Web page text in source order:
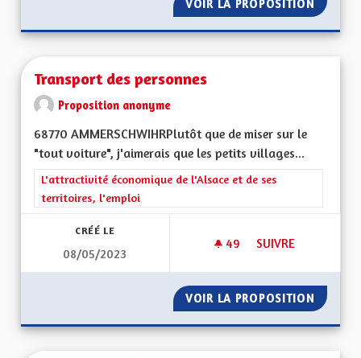
VOIR LA PROPOSITION
Transport des personnes
Proposition anonyme
68770 AMMERSCHWIHRPlutôt que de miser sur le
"tout voiture", j'aimerais que les petits villages...
Filtrer les résultats de la catégorie : L'attractivité
L'attractivité économique de l'Alsace et de ses
territoires, l'emploi
CRÉÉ LE
08/05/2023
49 49 ABONNÉS
SUIVRE
VOIR LA PROPOSITION